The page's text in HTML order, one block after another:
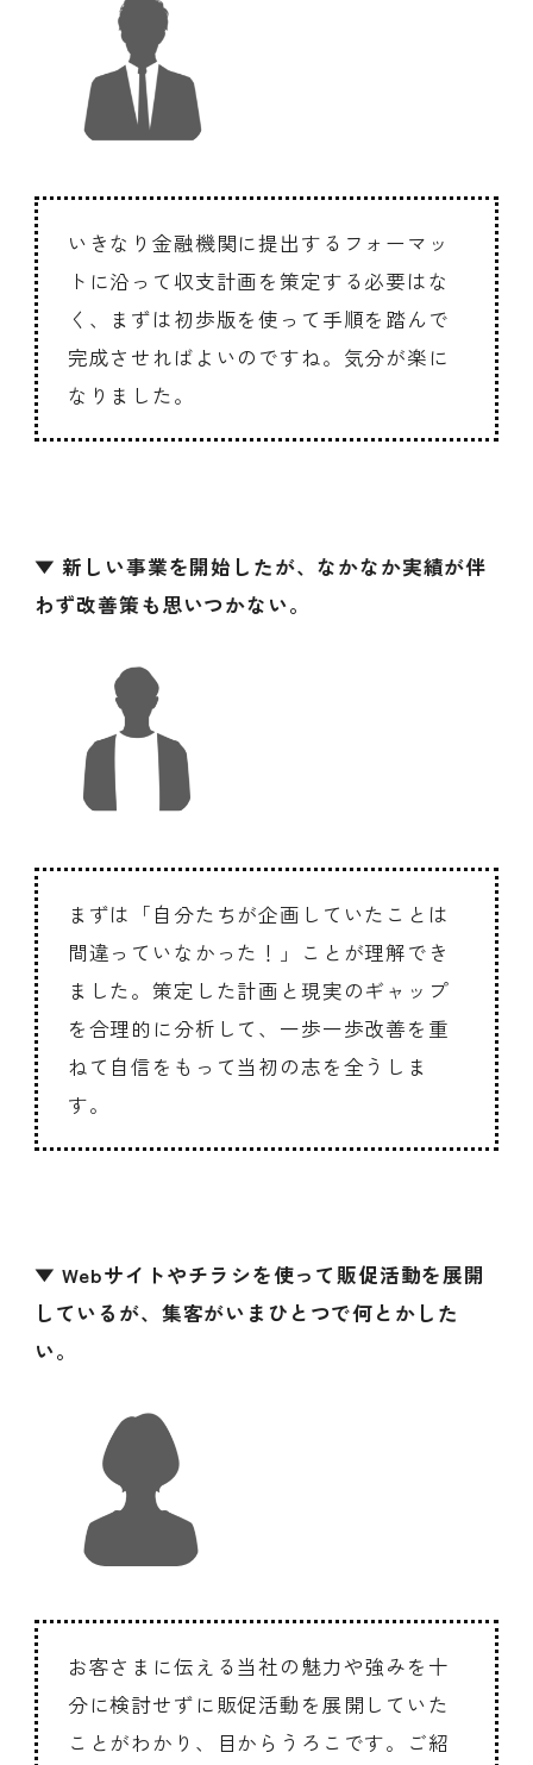
いきなり金融機関に提出するフォーマッ
トに沿って収支計画を策定する必要はな
く、まずは初歩版を使って手順を踏んで
完成させればよいのですね。気分が楽に
なりました。
▼ 新しい事業を開始したが、なかなか実績が伴
わず改善策も思いつかない。
まずは「自分たちが企画していたことは
間違っていなかった！」ことが理解でき
ました。策定した計画と現実のギャップ
を合理的に分析して、一歩一歩改善を重
ねて自信をもって当初の志を全うしま
す。
▼ Webサイトやチラシを使って販促活動を展開
しているが、集客がいまひとつで何とかした
い。
お客さまに伝える当社の魅力や強みを十
分に検討せずに販促活動を展開していた
ことがわかり、目からうろこです。ご紹